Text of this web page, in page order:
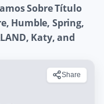
Sobre Título
Humble, Spring,
Katy, and
Share